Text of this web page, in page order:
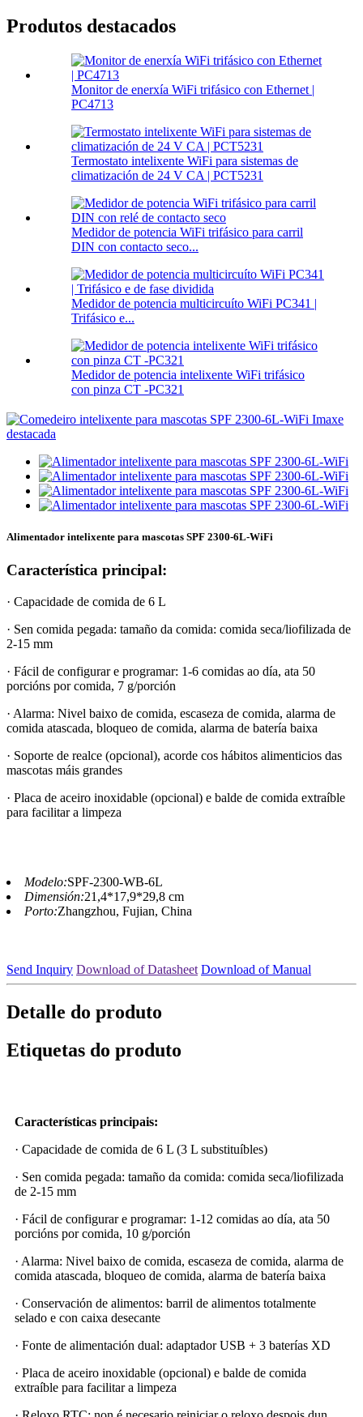
Produtos destacados
Monitor de enerxía WiFi trifásico con Ethernet |
PC4713
Termostato intelixente WiFi para sistemas de
climatización de 24 V CA | PCT5231
Medidor de potencia WiFi trifásico para carril
DIN con contacto seco...
Medidor de potencia multicircuíto WiFi PC341 |
Trifásico e...
Medidor de potencia intelixente WiFi trifásico
con pinza CT -PC321
Alimentador intelixente para mascotas SPF 2300-6L-WiFi
Característica principal:
· Capacidade de comida de 6 L
· Sen comida pegada: tamaño da comida: comida seca/liofilizada de
2-15 mm
· Fácil de configurar e programar: 1-6 comidas ao día, ata 50
porcións por comida, 7 g/porción
· Alarma: Nivel baixo de comida, escaseza de comida, alarma de
comida atascada, bloqueo de comida, alarma de batería baixa
· Soporte de realce (opcional), acorde cos hábitos alimenticios das
mascotas máis grandes
· Placa de aceiro inoxidable (opcional) e balde de comida extraíble
para facilitar a limpeza
Modelo:SPF-2300-WB-6L
Dimensión:21,4*17,9*29,8 cm
Porto:Zhangzhou, Fujian, China
Send Inquiry Download of Datasheet Download of Manual
Detalle do produto
Etiquetas do produto
Características principais:
· Capacidade de comida de 6 L (3 L substituíbles)
· Sen comida pegada: tamaño da comida: comida seca/liofilizada
de 2-15 mm
· Fácil de configurar e programar: 1-12 comidas ao día, ata 50
porcións por comida, 10 g/porción
· Alarma: Nivel baixo de comida, escaseza de comida, alarma de
comida atascada, bloqueo de comida, alarma de batería baixa
· Conservación de alimentos: barril de alimentos totalmente
selado e con caixa desecante
· Fonte de alimentación dual: adaptador USB + 3 baterías XD
· Placa de aceiro inoxidable (opcional) e balde de comida
extraíble para facilitar a limpeza